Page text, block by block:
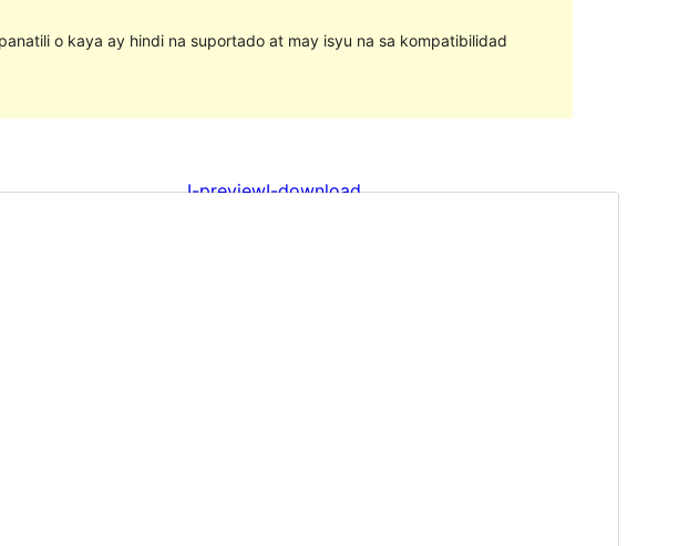
o kaya ay hindi na suportado at may isyu na sa kompatibilidad
I-previewI-download